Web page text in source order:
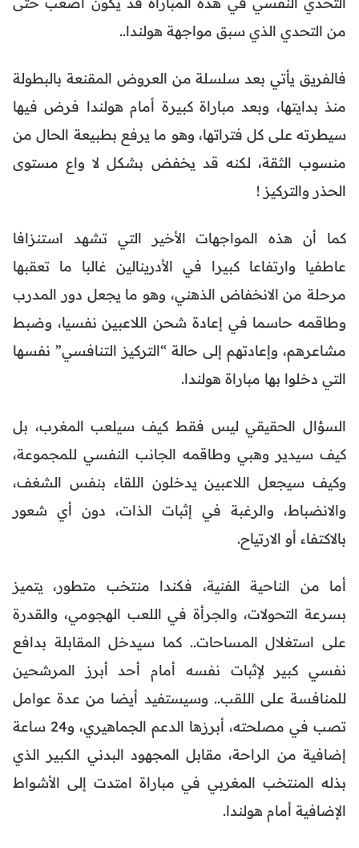
من التحدي الذي سبق مواجهة هولندا..
فالفريق يأتي بعد سلسلة من العروض المقنعة بالبطولة
منذ بدايتها، وبعد مباراة كبيرة أمام هولندا فرض فيها
سيطرته على كل فتراتها، وهو ما يرفع بطبيعة الحال من
منسوب الثقة، لكنه قد يخفض بشكل لا واع مستوى
الحذر والتركيز !
كما أن هذه المواجهات الأخير التي تشهد استنزافا
عاطفيا وارتفاعا كبيرا في الأدرينالين غالبا ما تعقبها
مرحلة من الانخفاض الذهني، وهو ما يجعل دور المدرب
وطاقمه حاسما في إعادة شحن اللاعبين نفسيا، وضبط
مشاعرهم، وإعادتهم إلى حالة “التركيز التنافسي” نفسها
التي دخلوا بها مباراة هولندا.
السؤال الحقيقي ليس فقط كيف سيلعب المغرب، بل
كيف سيدير وهبي وطاقمه الجانب النفسي للمجموعة،
وكيف سيجعل اللاعبين يدخلون اللقاء بنفس الشغف،
والانضباط، والرغبة في إثبات الذات، دون أي شعور
بالاكتفاء أو الارتياح.
أما من الناحية الفنية، فكندا منتخب متطور، يتميز
بسرعة التحولات، والجرأة في اللعب الهجومي، والقدرة
على استغلال المساحات.. كما سيدخل المقابلة بدافع
نفسي كبير لإثبات نفسه أمام أحد أبرز المرشحين
للمنافسة على اللقب.. وسيستفيد أيضا من عدة عوامل
تصب في مصلحته، أبرزها الدعم الجماهيري، و24 ساعة
إضافية من الراحة، مقابل المجهود البدني الكبير الذي
بذله المنتخب المغربي في مباراة امتدت إلى الأشواط
الإضافية أمام هولندا.